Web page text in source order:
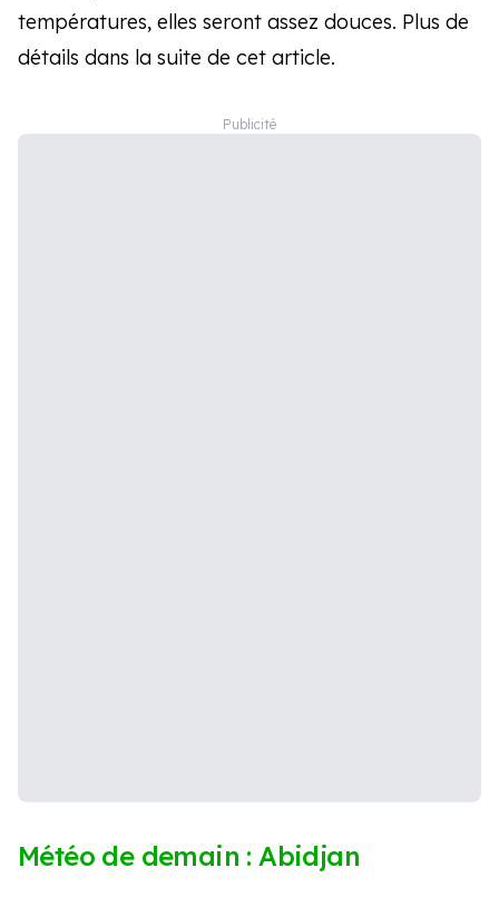
températures, elles seront assez douces. Plus de
détails dans la suite de cet article.
Météo de demain : Abidjan